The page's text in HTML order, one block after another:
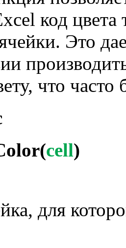
код
Это
что
cell)
для